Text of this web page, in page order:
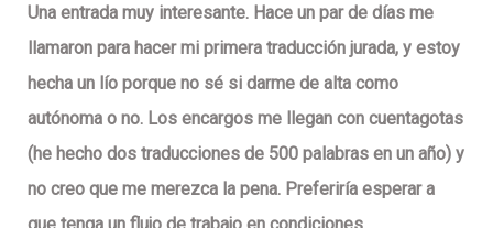
Una entrada muy interesante. Hace un par de días me
llamaron para hacer mi primera traducción jurada, y estoy
hecha un lío porque no sé si darme de alta como
autónoma o no. Los encargos me llegan con cuentagotas
(he hecho dos traducciones de 500 palabras en un año) y
no creo que me merezca la pena. Preferiría esperar a